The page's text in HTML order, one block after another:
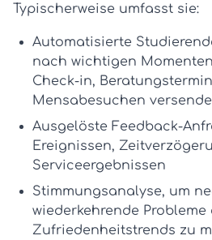
Typischerweise umfasst sie:
Automatisierte
nach wichtigen
Check-in,
Mensabesuchen
Ausgelöste Feedback-
Ereignissen,
Serviceergebnissen
Stimmungsanalyse, um
wiederkehrende Probleme
Zufriedenheitstrends zu